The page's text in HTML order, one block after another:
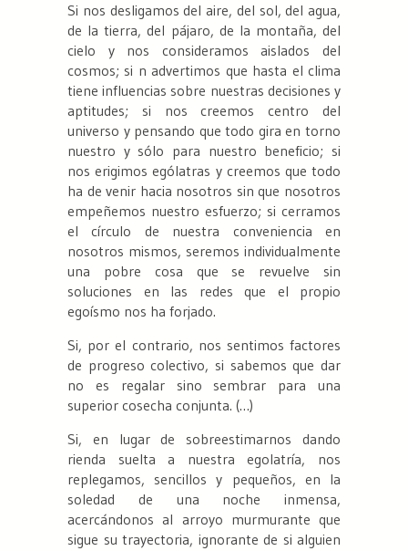
Si nos desligamos del aire, del sol, del agua,
de la tierra, del pájaro, de la montaña, del
cielo y nos consideramos aislados del
cosmos; si n advertimos que hasta el clima
tiene influencias sobre nuestras decisiones y
aptitudes; si nos creemos centro del
universo y pensando que todo gira en torno
nuestro y sólo para nuestro beneficio; si
nos erigimos ególatras y creemos que todo
ha de venir hacia nosotros sin que nosotros
empeñemos nuestro esfuerzo; si cerramos
el círculo de nuestra conveniencia en
nosotros mismos, seremos individualmente
una pobre cosa que se revuelve sin
soluciones en las redes que el propio
egoísmo nos ha forjado.
Si, por el contrario, nos sentimos factores
de progreso colectivo, si sabemos que dar
no es regalar sino sembrar para una
superior cosecha conjunta. (…)
Si, en lugar de sobreestimarnos dando
rienda suelta a nuestra egolatría, nos
replegamos, sencillos y pequeños, en la
soledad de una noche inmensa,
acercándonos al arroyo murmurante que
sigue su trayectoria, ignorante de si alguien